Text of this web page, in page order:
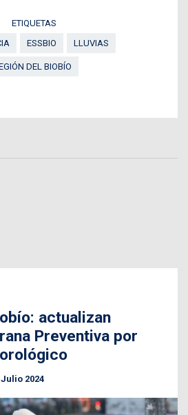
ETIQUETAS
ESSBIO LLUVIAS
DEL BIOBÍO
actualizan
Preventiva por
2024